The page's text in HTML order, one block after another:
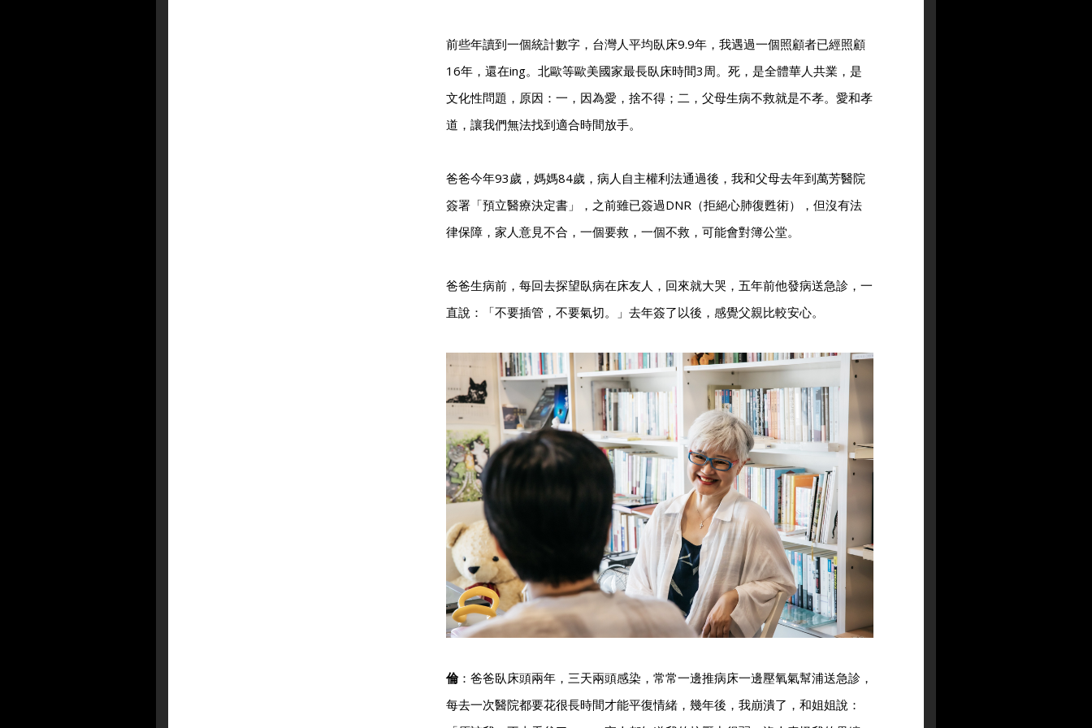
前些年讀到一個統計數字，台灣人平均臥床9.9年，我遇過一個照顧者已經照顧
16年，還在ing。北歐等歐美國家最長臥床時間3周。死，是全體華人共業，是
文化性問題，原因：一，因為愛，捨不得；二，父母生病不救就是不孝。愛和孝
道，讓我們無法找到適合時間放手。
爸爸今年93歲，媽媽84歲，病人自主權利法通過後，我和父母去年到萬芳醫院
簽署「預立醫療決定書」，之前雖已簽過DNR（拒絕心肺復甦術），但沒有法
律保障，家人意見不合，一個要救，一個不救，可能會對簿公堂。
爸爸生病前，每回去探望臥病在床友人，回來就大哭，五年前他發病送急診，一
直說：「不要插管，不要氣切。」去年簽了以後，感覺父親比較安心。
倫：爸爸臥床頭兩年，三天兩頭感染，常常一邊推病床一邊壓氧氣幫浦送急診，
每去一次醫院都要花很長時間才能平復情緒，幾年後，我崩潰了，和姐姐說：